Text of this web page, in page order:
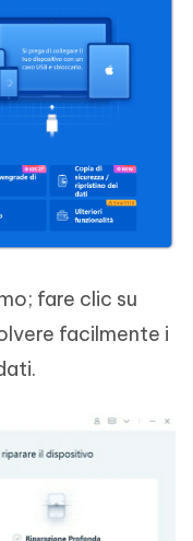
fare clic su
facilmente i